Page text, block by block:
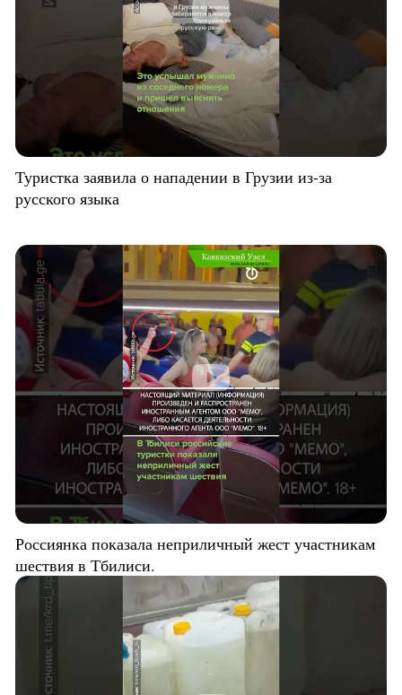
Туристка заявила о нападении в Грузии из-за
русского языка
Россиянка показала неприличный жест участникам
шествия в Тбилиси.